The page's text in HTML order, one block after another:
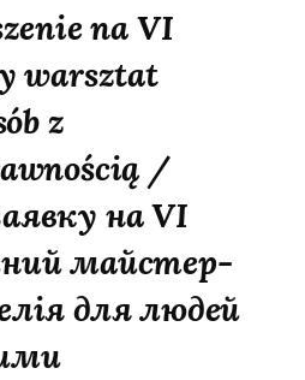
na VI
warsztat
z
/
на VI
майстер-
для людей